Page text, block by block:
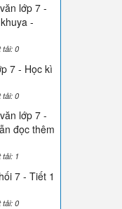
lớp 7 -
-
0
7 - Học kì
0
lớp 7 -
đọc thêm
1
7 - Tiết 1
0